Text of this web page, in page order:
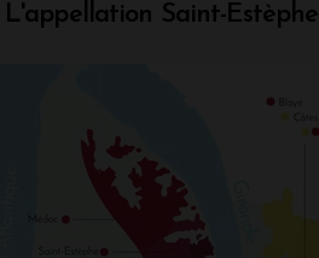
L'appellation Saint-Estèphe